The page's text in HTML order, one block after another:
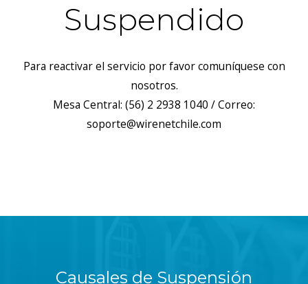
Suspendido
Para reactivar el servicio por favor comuníquese con
nosotros.
Mesa Central: (56) 2 2938 1040 / Correo:
soporte@wirenetchile.com
Causales de Suspensión